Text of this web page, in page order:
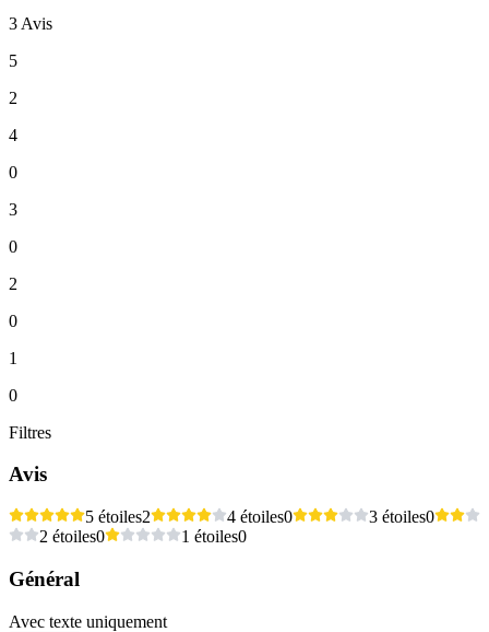
3 Avis
5
2
4
0
3
0
2
0
1
0
Filtres
Avis
5 étoiles2 4 étoiles0 3 étoiles0
2 étoiles0 1 étoiles0
Général
Avec texte uniquement